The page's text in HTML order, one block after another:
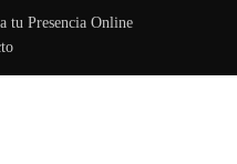
tu Presencia Online